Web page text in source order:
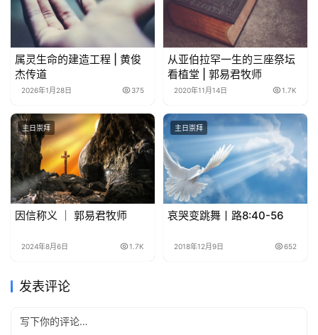
属灵生命的建造工程 | 黄俊
杰传道
2026年1月28日 375
从亚伯拉罕一生的三座祭坛
看植堂 | 郭易君牧师
2020年11月14日 1.7K
主日崇拜
因信称义 ｜ 郭易君牧师
2024年8月6日 1.7K
主日崇拜
哀哭变跳舞丨路8:40-56
2018年12月9日 652
发表评论